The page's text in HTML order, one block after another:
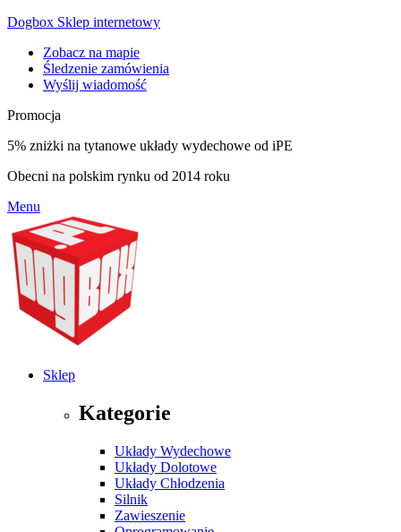
Dogbox Sklep internetowy
Zobacz na mapie
Śledzenie zamówienia
Wyślij wiadomość
Promocja
5% zniżki na tytanowe układy wydechowe od iPE
Obecni na polskim rynku od 2014 roku
Menu
Sklep
Kategorie
Układy Wydechowe
Układy Dolotowe
Układy Chłodzenia
Silnik
Zawieszenie